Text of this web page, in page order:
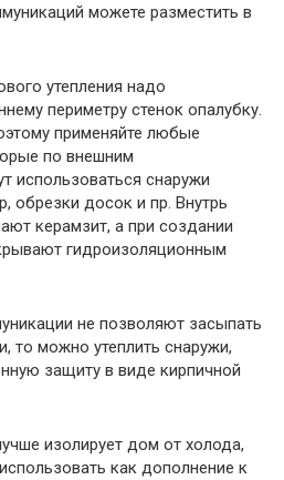
можете разместить в
утепления надо
периметру стенок опалубку.
применяйте любые
по внешним
использоваться снаружи
обрезки досок и пр. Внутрь
керамзит, а при создании
гидроизоляционным
не позволяют засыпать
то можно утеплить снаружи,
защиту в виде кирпичной
изолирует дом от холода,
как дополнение к